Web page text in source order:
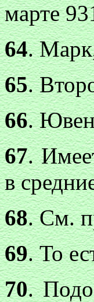
марте
64.
65.
66.
67.
в
68. См.
69. То
70.